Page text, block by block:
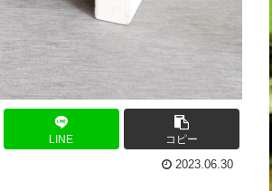
LINE コピー
2023.06.30